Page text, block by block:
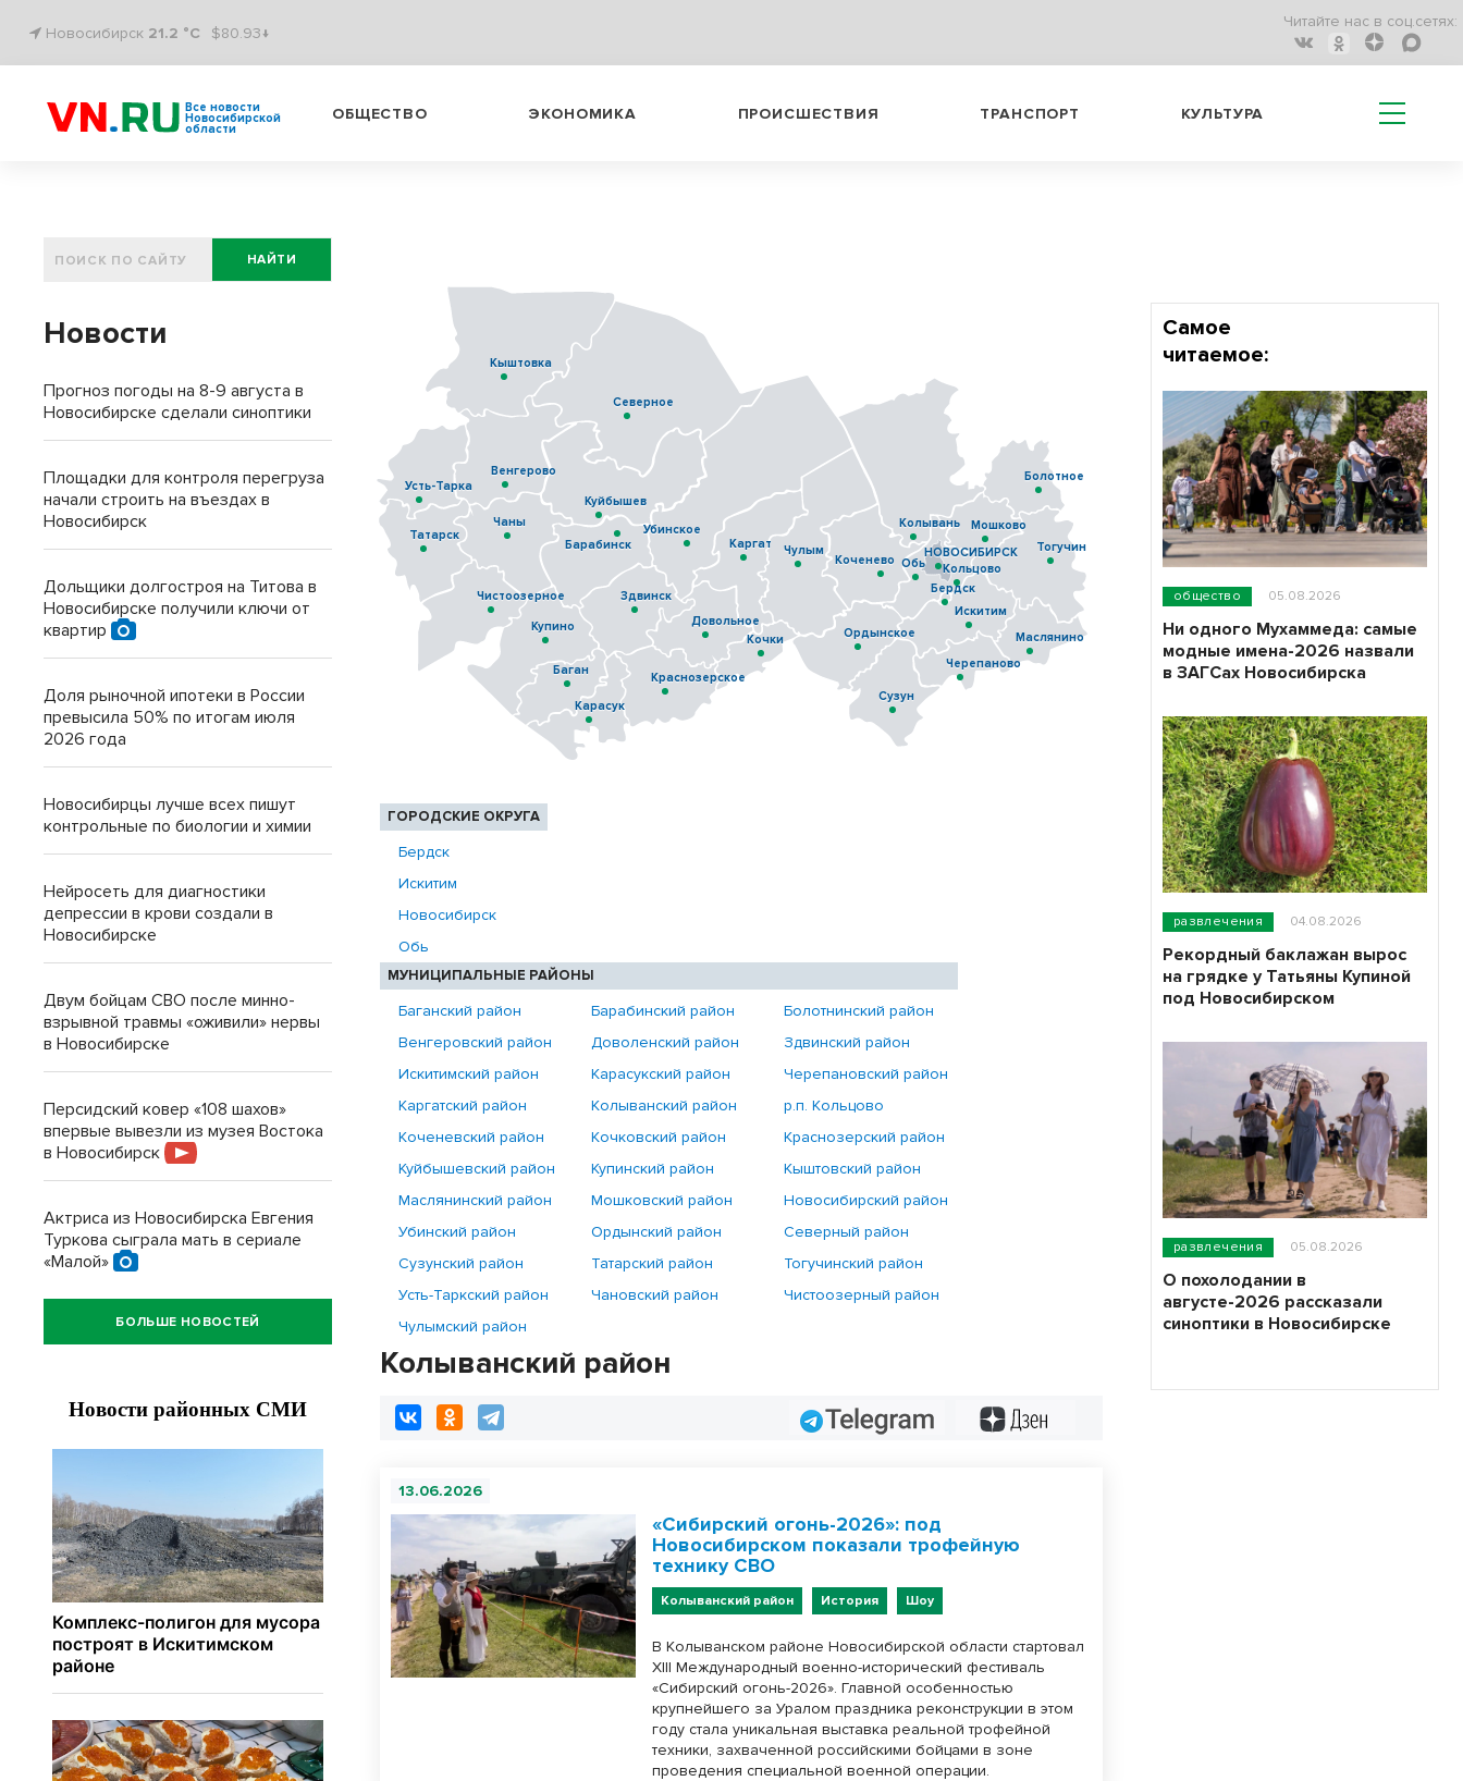
Новосибирск 21.2 °C $80.93↓
Читайте нас в соц.сетях:
Все новости
Новосибирской
области
ОБЩЕСТВО ЭКОНОМИКА ПРОИСШЕСТВИЯ ТРАНСПОРТ КУЛЬТУРА
Баган
Барабинск
Бердск
Болотное
Венгерово
Довольное
Здвинск
Искитим
Карасук
Черепаново
Каргат
Колывань
Кольцово
Коченево
Кочки
Краснозерское
Куйбышев
Купино
Кыштовка
Маслянино
Мошково
НОВОСИБИРСК
Убинское
Обь
Ордынское
Северное
Сузун
Татарск
Тогучин
Усть-Тарка
Чаны
Чистоозерное
Чулым
ГОРОДСКИЕ ОКРУГА
Бердск
Искитим
Новосибирск
Обь
МУНИЦИПАЛЬНЫЕ РАЙОНЫ
Баганский район Барабинский район
Болотнинский район
Венгеровский район
Доволенский район
Здвинский район
Искитимский район
Карасукский район
Черепановский район
Каргатский район
Колыванский район
р.п. Кольцово
Коченевский район
Кочковский район
Краснозерский район
Куйбышевский район
Купинский район
Кыштовский район
Маслянинский район
Мошковский район
Новосибирский район
Убинский район
Ордынский район
Северный район
Сузунский район
Татарский район
Тогучинский район
Усть-Таркский район
Чановский район
Чистоозерный район
Чулымский район
Колыванский район
Telegram
13.06.2026
«Сибирский огонь-2026»: под
Новосибирском показали трофейную
технику СВО
Колыванский район История Шоу
В Колыванском районе Новосибирской области стартовал
XIII Международный военно-исторический фестиваль
«Сибирский огонь-2026». Главной особенностью
крупнейшего за Уралом праздника реконструкции в этом
году стала уникальная выставка реальной трофейной
техники, захваченной российскими бойцами в зоне
проведения специальной военной операции.
НАЙТИ
Новости
Прогноз погоды на 8-9 августа в
Новосибирске сделали синоптики
Площадки для контроля перегруза
начали строить на въездах в
Новосибирск
Дольщики долгостроя на Титова в
Новосибирске получили ключи от
квартир
Доля рыночной ипотеки в России
превысила 50% по итогам июля
2026 года
Новосибирцы лучше всех пишут
контрольные по биологии и химии
Нейросеть для диагностики
депрессии в крови создали в
Новосибирске
Двум бойцам СВО после минно-
взрывной травмы «оживили» нервы
в Новосибирске
Персидский ковер «108 шахов»
впервые вывезли из музея Востока
в Новосибирск
Актриса из Новосибирска Евгения
Туркова сыграла мать в сериале
«Малой»
БОЛЬШЕ НОВОСТЕЙ
Самое
читаемое:
общество 05.08.2026
Ни одного Мухаммеда: самые
модные имена-2026 назвали
в ЗАГСах Новосибирска
развлечения 04.08.2026
Рекордный баклажан вырос
на грядке у Татьяны Купиной
под Новосибирском
развлечения 05.08.2026
О похолодании в
августе-2026 рассказали
синоптики в Новосибирске